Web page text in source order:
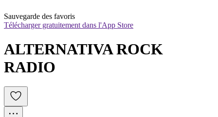
Sauvegarde des favoris
Télécharger gratuitement dans l'App Store
ALTERNATIVA ROCK
RADIO